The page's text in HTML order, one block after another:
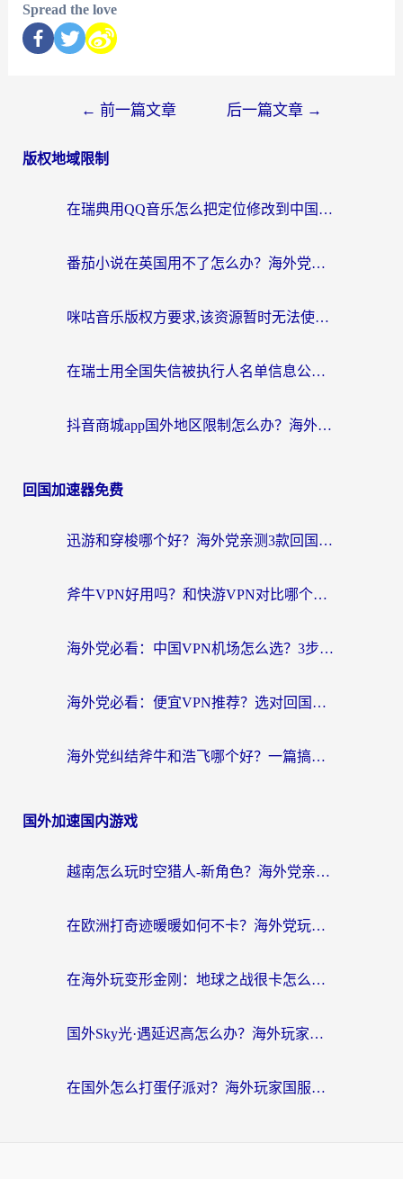
Spread the love
← 前一篇文章 后一篇文章 →
版权地域限制
在瑞典用QQ音乐怎么把定位修改到中国国内？留学生亲测有效的回国加速方案
番茄小说在英国用不了怎么办？海外党亲测有效的回国加速解决方案
咪咕音乐版权方要求,该资源暂时无法使用？海外党这样解决听歌听书+看剧炒股难题
在瑞士用全国失信被执行人名单信息公布与查询地区限制怎么办？还能看欧洲杯直播和咪咕视频吗？
抖音商城app国外地区限制怎么办？海外党解锁国内内容的实用指南
回国加速器免费
迅游和穿梭哪个好？海外党亲测3款回国加速器+手游加速对比，附避坑指南
斧牛VPN好用吗？和快游VPN对比哪个回国效果更好？马来西亚留学生亲测分享
海外党必看：中国VPN机场怎么选？3步教你无缝访问国内资源（附避坑指南）
海外党必看：便宜VPN推荐？选对回国加速器才能无缝刷国内剧玩国服
海外党纠结斧牛和浩飞哪个好？一篇搞定回国加速器选择+无缝访问国内资源指南
国外加速国内游戏
越南怎么玩时空猎人-新角色？海外党亲测有效的国服游戏加速指南
在欧洲打奇迹暖暖如何不卡？海外党玩国服游戏的终极加速攻略
在海外玩变形金刚：地球之战很卡怎么办？老玩家亲测的加速器指南，解决卡顿烦恼
国外Sky光·遇延迟高怎么办？海外玩家国服游戏加速终极指南（附实测技巧）
在国外怎么打蛋仔派对？海外玩家国服游戏加速避坑指南（附实测推荐）